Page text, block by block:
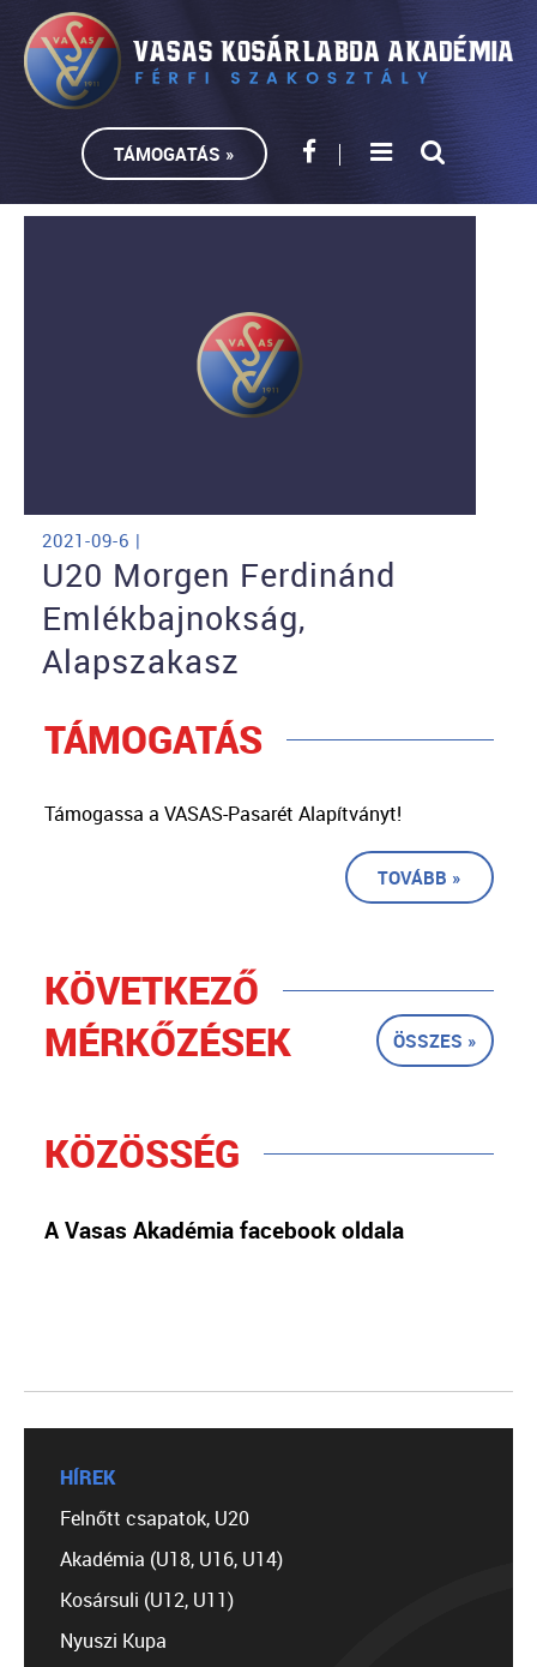
TÁMOGATÁS »
2021-09-6 |
U20 Morgen Ferdinánd
Emlékbajnokság,
Alapszakasz
TÁMOGATÁS
Támogassa a VASAS-Pasarét Alapítványt!
TOVÁBB »
KÖVETKEZŐ
MÉRKŐZÉSEK
ÖSSZES »
KÖZÖSSÉG
A Vasas Akadémia facebook oldala
HÍREK
Felnőtt csapatok, U20
Akadémia (U18, U16, U14)
Kosársuli (U12, U11)
Nyuszi Kupa